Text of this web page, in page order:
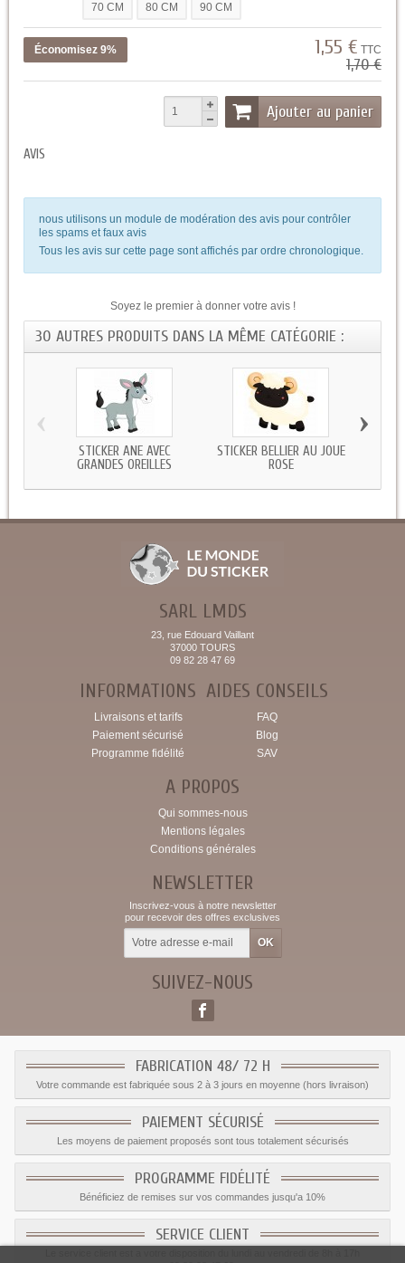
70 CM 80 CM 90 CM
Économisez 9% 1,55 € TTC
1,70 €
Ajouter au panier
AVIS
nous utilisons un module de modération des avis pour contrôler
les spams et faux avis
Tous les avis sur cette page sont affichés par ordre chronologique.
Soyez le premier à donner votre avis !
30 AUTRES PRODUITS DANS LA MÊME CATÉGORIE :
STICKER ANE AVEC
GRANDES OREILLES
STICKER BELLIER AU JOUE
ROSE
‹ ›
SARL LMDS
23, rue Edouard Vaillant
37000 TOURS
09 82 28 47 69
INFORMATIONS
Livraisons et tarifs
Paiement sécurisé
Programme fidélité
AIDES CONSEILS
FAQ
Blog
SAV
A PROPOS
Qui sommes-nous
Mentions légales
Conditions générales
NEWSLETTER
Inscrivez-vous à notre newsletter
pour recevoir des offres exclusives
SUIVEZ-NOUS
FABRICATION 48/ 72 H
Votre commande est fabriquée sous 2 à 3 jours en moyenne (hors livraison)
PAIEMENT SÉCURISÉ
Les moyens de paiement proposés sont tous totalement sécurisés
PROGRAMME FIDÉLITÉ
Bénéficiez de remises sur vos commandes jusqu'a 10%
SERVICE CLIENT